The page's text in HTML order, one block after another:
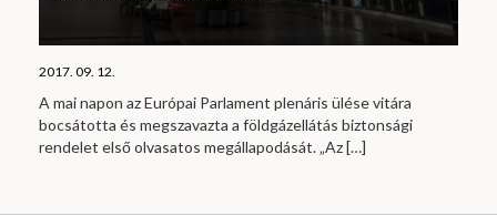
2017. 09. 12.
A mai napon az Európai Parlament plenáris ülése vitára
bocsátotta és megszavazta a földgázellátás biztonsági
rendelet első olvasatos megállapodását. „Az[…]